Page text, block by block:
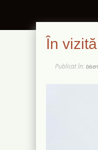
În
Publicat în: